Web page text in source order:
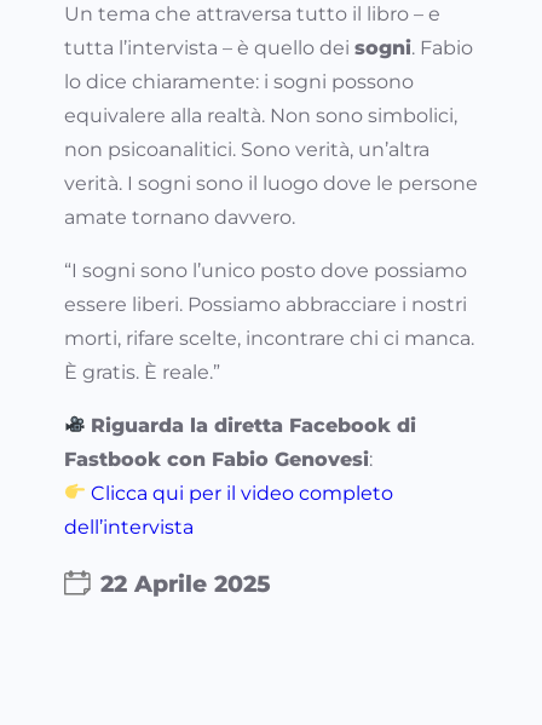
Un tema che attraversa tutto il libro – e
tutta l’intervista – è quello dei sogni. Fabio
lo dice chiaramente: i sogni possono
equivalere alla realtà. Non sono simbolici,
non psicoanalitici. Sono verità, un’altra
verità. I sogni sono il luogo dove le persone
amate tornano davvero.
“I sogni sono l’unico posto dove possiamo
essere liberi. Possiamo abbracciare i nostri
morti, rifare scelte, incontrare chi ci manca.
È gratis. È reale.”
Riguarda la diretta Facebook di
Fastbook con Fabio Genovesi:
Clicca qui per il video completo
dell’intervista
22 Aprile 2025